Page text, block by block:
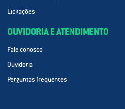
Licitações
OUVIDORIA E ATENDIMENTO
Fale conosco
Ouvidoria
Perguntas frequentes